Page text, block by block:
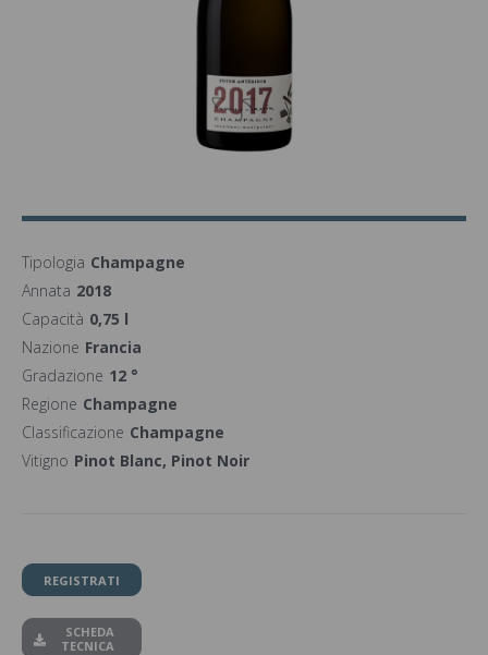
Tipologia Champagne
Annata 2018
Capacità 0,75 l
Nazione Francia
Gradazione 12 °
Regione Champagne
Classificazione Champagne
Vitigno Pinot Blanc, Pinot Noir
REGISTRATI
SCHEDA
TECNICA